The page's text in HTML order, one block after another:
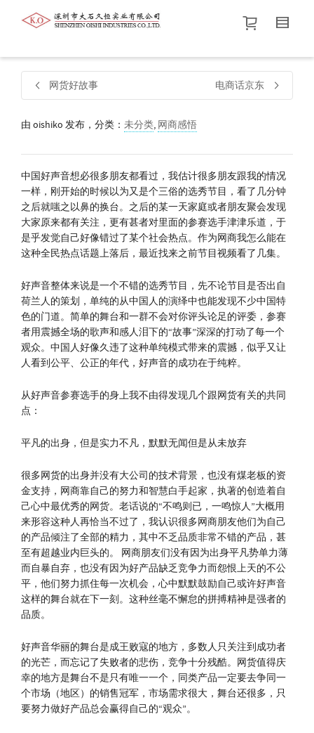
帮我查找新的衬衫尺码
价格介于
默认品牌.
查找产品！
网货好故事 电商话京东
由 oishiko 发布，分类： 未分类, 网商感悟
中国好声音想必很多朋友都看过，我估计很多朋友跟我的情况
一样，刚开始的时候以为又是个三俗的选秀节目，看了几分钟
之后就嗤之以鼻的换台。之后的某一天家庭或者朋友聚会发现
大家原来都有关注，更有甚者对里面的参赛选手津津乐道，于
是乎发觉自己好像错过了某个社会热点。作为网商我怎么能在
这种全民热点话题上落后，最近找来之前节目视频看了几集。
好声音整体来说是一个不错的选秀节目，先不论节目是否出自
荷兰人的策划，单纯的从中国人的演绎中也能发现不少中国特
色的门道。简单的舞台和一群不会对你评头论足的评委，参赛
者用震撼全场的歌声和感人泪下的“故事”深深的打动了每一个
观众。中国人好像久违了这种单纯模式带来的震撼，似乎又让
人看到公平、公正的年代，好声音的成功在于纯粹。
从好声音参赛选手的身上我不由得发现几个跟网货有关的共同
点：
平凡的出身，但是实力不凡，默默无闻但是从未放弃
很多网货的出身并没有大公司的技术背景，也没有煤老板的资
金支持，网商靠自己的努力和智慧白手起家，执著的创造着自
己心中最优秀的网货。老话说的“不鸣则已，一鸣惊人”大概用
来形容这种人再恰当不过了，我认识很多网商朋友他们为自己
的产品倾注了全部的精力，其中不乏品质非常不错的产品，甚
至有超越业内巨头的。 网商朋友们没有因为出身平凡势单力薄
而自暴自弃，也没有因为好产品缺乏竞争力而怨恨上天的不公
平，他们努力抓住每一次机会，心中默默鼓励自己或许好声音
这样的舞台就在下一刻。这种丝毫不懈怠的拼搏精神是强者的
品质。
好声音华丽的舞台是成王败寇的地方，多数人只关注到成功者
的光芒，而忘记了失败者的悲伤，竞争十分残酷。网货值得庆
幸的地方是舞台不是只有唯一一个，同类产品一定要去争同一
个市场（地区）的销售冠军，市场需求很大，舞台还很多，只
要努力做好产品总会赢得自己的“观众”。